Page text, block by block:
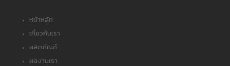
หน้าหลัก
เกี่ยวกับเรา
ผลิตภัณฑ์
ผลงานเรา